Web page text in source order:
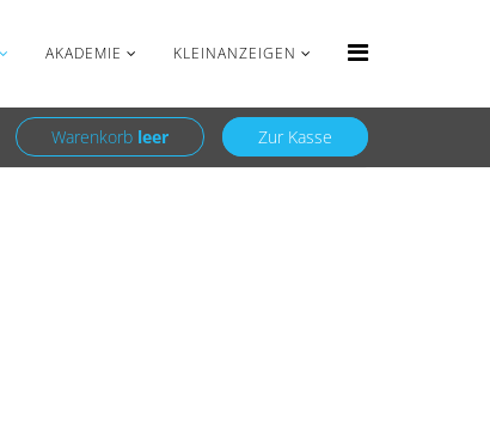
AKADEMIE KLEINANZEIGEN
Warenkorb leer Zur Kasse